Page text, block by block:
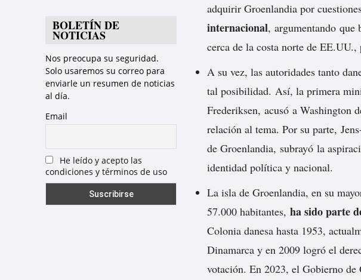
BOLETÍN DE
NOTICIAS
Nos preocupa su seguridad.
Solo usaremos su correo para
enviarle un resumen de noticias
al día.
Email
He leído y acepto las
condiciones y términos de uso
adquirir Groenlandia por
internacional, argumentando que
cerca de la costa norte de
A su vez, las autoridades tanto
tal posibilidad. Así, la primera
Frederiksen, acusó a Washington
relación al tema. Por su parte,
de Groenlandia, subrayó la
identidad política y nacional.
La isla de Groenlandia, en su
57.000 habitantes, ha sido parte
Colonia danesa hasta 1953,
Dinamarca y en 2009 logró el
votación. En 2023, el Gobierno de